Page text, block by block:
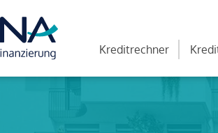
Kreditrechner